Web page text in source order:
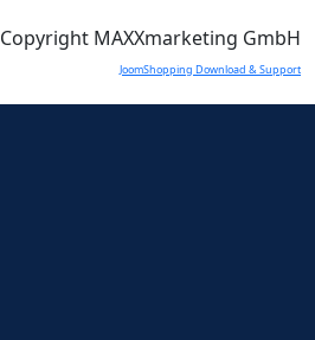
Copyright MAXXmarketing GmbH
JoomShopping Download & Support